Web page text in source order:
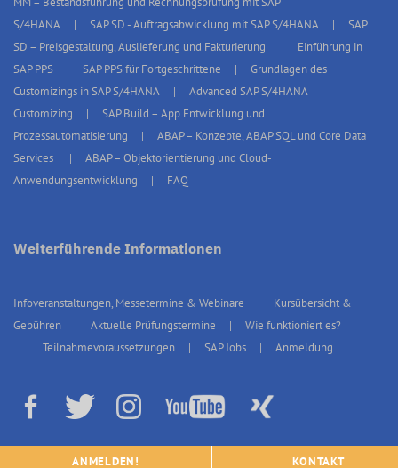
ANMELDEN! KONTAKT
S/4HANA
SAP SD - Auftragsabwicklung mit SAP S/4HANA
SAP
SD – Preisgestaltung, Auslieferung und Fakturierung
Einführung in
SAP PPS
SAP PPS für Fortgeschrittene
Grundlagen des
Customizings in SAP S/4HANA
Advanced SAP S/4HANA
Customizing
SAP Build – App Entwicklung und
Prozessautomatisierung
ABAP – Konzepte, ABAP SQL und Core Data
Services
ABAP – Objektorientierung und Cloud-
Anwendungsentwicklung
FAQ
Weiterführende Informationen
Infoveranstaltungen, Messetermine & Webinare
Kursübersicht &
Gebühren
Aktuelle Prüfungstermine
Wie funktioniert es?
Teilnahmevoraussetzungen
SAP Jobs Anmeldung
© 2026 erp4students Deutschland, Alle Rechte vorbehalten.Impressum|